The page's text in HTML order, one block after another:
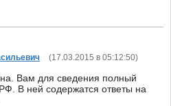
(17.03.2015 в 05:12:50)
Вам для сведения полный
В ней содержатся ответы на